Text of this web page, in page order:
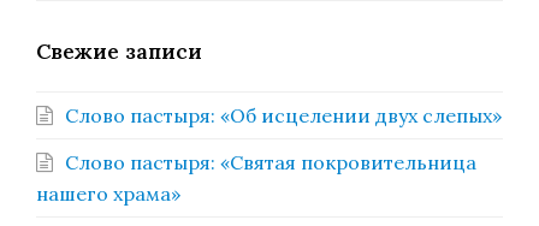
Свежие записи
Слово пастыря: «Об исцелении двух слепых»
Слово пастыря: «Святая покровительница
нашего храма»